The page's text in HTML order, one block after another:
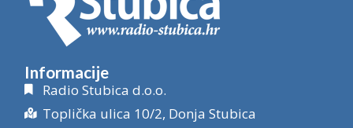
Informacije
Radio Stubica d.o.o.
Toplička ulica 10/2, Donja Stubica